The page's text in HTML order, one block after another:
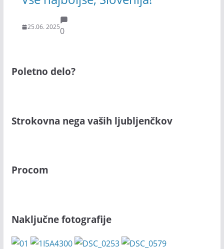
25.06. 20250
Poletno delo?
Strokovna nega vaših ljubljenčkov
Procom
Naključne fotografije